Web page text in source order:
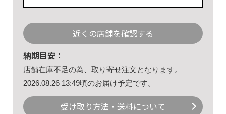
近くの店舗を確認する
納期目安：
店舗在庫不足の為、取り寄せ注文となります。
2026.08.26 13:49頃のお届け予定です。
受け取り方法・送料について